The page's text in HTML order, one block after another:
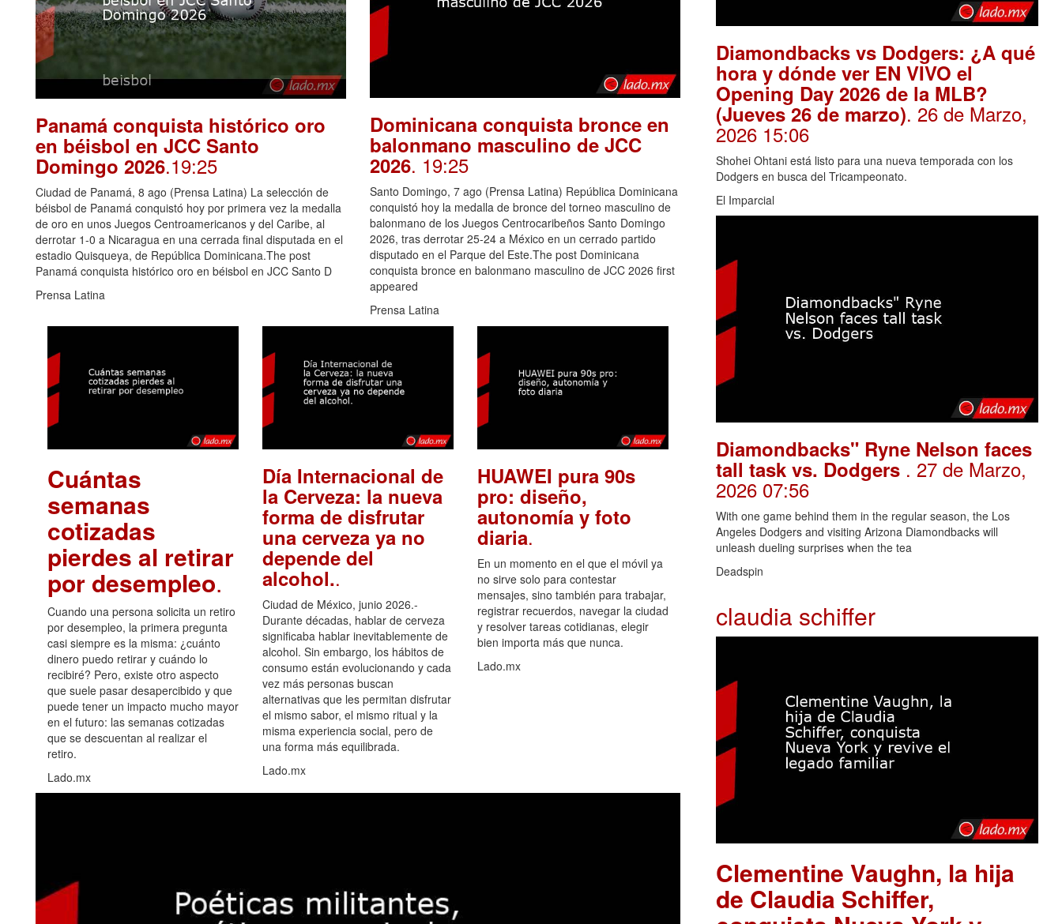
Panamá conquista histórico oro
en béisbol en JCC Santo
Domingo 2026.19:25
Ciudad de Panamá, 8 ago (Prensa Latina) La selección de
béisbol de Panamá conquistó hoy por primera vez la medalla
de oro en unos Juegos Centroamericanos y del Caribe, al
derrotar 1-0 a Nicaragua en una cerrada final disputada en el
estadio Quisqueya, de República Dominicana.The post
Panamá conquista histórico oro en béisbol en JCC Santo D
Prensa Latina
Dominicana conquista bronce en
balonmano masculino de JCC
2026. 19:25
Santo Domingo, 7 ago (Prensa Latina) República Dominicana
conquistó hoy la medalla de bronce del torneo masculino de
balonmano de los Juegos Centrocaribeños Santo Domingo
2026, tras derrotar 25-24 a México en un cerrado partido
disputado en el Parque del Este.The post Dominicana
conquista bronce en balonmano masculino de JCC 2026 first
appeared
Prensa Latina
Cuántas
semanas
cotizadas
pierdes al retirar
por desempleo.
Cuando una persona solicita un retiro
por desempleo, la primera pregunta
casi siempre es la misma: ¿cuánto
dinero puedo retirar y cuándo lo
recibiré? Pero, existe otro aspecto
que suele pasar desapercibido y que
puede tener un impacto mucho mayor
en el futuro: las semanas cotizadas
que se descuentan al realizar el
retiro.
Lado.mx
Día Internacional de
la Cerveza: la nueva
forma de disfrutar
una cerveza ya no
depende del
alcohol..
Ciudad de México, junio 2026.-
Durante décadas, hablar de cerveza
significaba hablar inevitablemente de
alcohol. Sin embargo, los hábitos de
consumo están evolucionando y cada
vez más personas buscan
alternativas que les permitan disfrutar
el mismo sabor, el mismo ritual y la
misma experiencia social, pero de
una forma más equilibrada.
Lado.mx
HUAWEI pura 90s
pro: diseño,
autonomía y foto
diaria.
En un momento en el que el móvil ya
no sirve solo para contestar
mensajes, sino también para trabajar,
registrar recuerdos, navegar la ciudad
y resolver tareas cotidianas, elegir
bien importa más que nunca.
Lado.mx
Diamondbacks vs Dodgers: ¿A qué
hora y dónde ver EN VIVO el
Opening Day 2026 de la MLB?
(Jueves 26 de marzo). 26 de Marzo,
2026 15:06
Shohei Ohtani está listo para una nueva temporada con los
Dodgers en busca del Tricampeonato.
El Imparcial
Diamondbacks" Ryne Nelson faces
tall task vs. Dodgers . 27 de Marzo,
2026 07:56
With one game behind them in the regular season, the Los
Angeles Dodgers and visiting Arizona Diamondbacks will
unleash dueling surprises when the tea
Deadspin
claudia schiffer
Clementine Vaughn, la hija
de Claudia Schiffer,